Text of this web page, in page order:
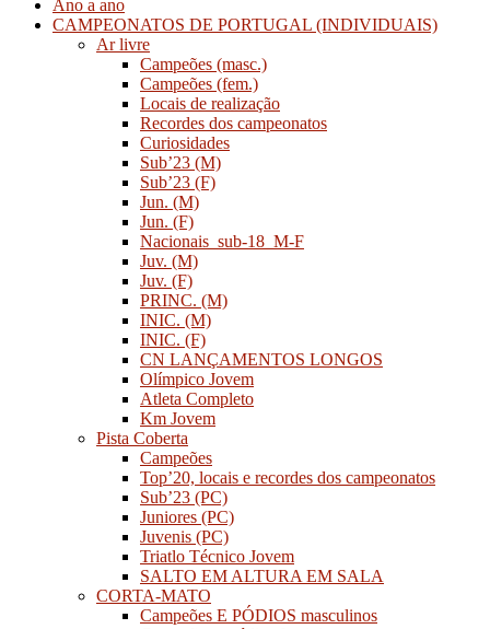
Ano a ano
CAMPEONATOS DE PORTUGAL (INDIVIDUAIS)
Ar livre
Campeões (masc.)
Campeões (fem.)
Locais de realização
Recordes dos campeonatos
Curiosidades
Sub’23 (M)
Sub’23 (F)
Jun. (M)
Jun. (F)
Nacionais_sub-18_M-F
Juv. (M)
Juv. (F)
PRINC. (M)
INIC. (M)
INIC. (F)
CN LANÇAMENTOS LONGOS
Olímpico Jovem
Atleta Completo
Km Jovem
Pista Coberta
Campeões
Top’20, locais e recordes dos campeonatos
Sub’23 (PC)
Juniores (PC)
Juvenis (PC)
Triatlo Técnico Jovem
SALTO EM ALTURA EM SALA
CORTA-MATO
Campeões E PÓDIOS masculinos